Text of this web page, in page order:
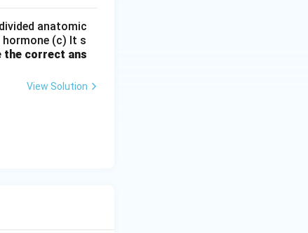
anatomic
(c) It s
the correct ans
View Solution